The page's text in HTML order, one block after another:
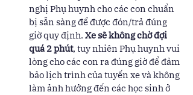
nghị Phụ huynh cho các con chuẩn
bị sẵn sàng để được đón/trả đúng
giờ quy định. Xe sẽ không chờ đợi
quá 2 phút, tuy nhiên Phụ huynh vui
lòng cho các con ra đúng giờ để đảm
bảo lịch trình của tuyến xe và không
làm ảnh hưởng đến các học sinh ở